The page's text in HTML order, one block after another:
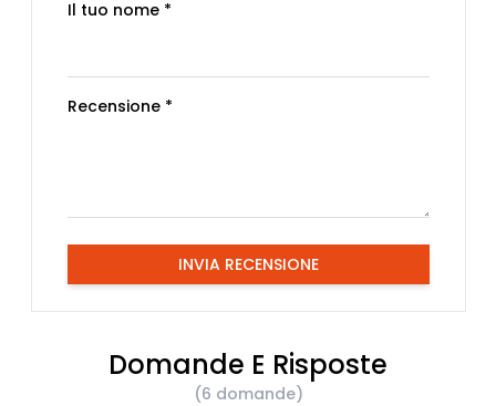
Il tuo nome *
Recensione *
INVIA RECENSIONE
Domande E Risposte
(6 domande)